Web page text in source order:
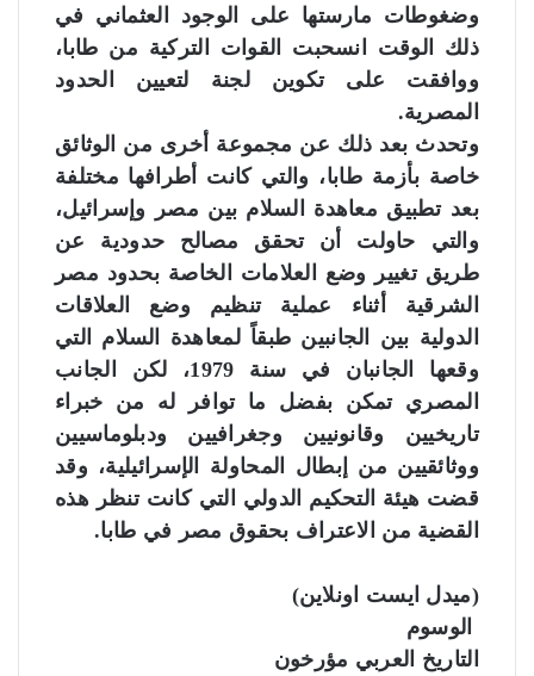
وضغوطات مارستها على الوجود العثماني في
ذلك الوقت انسحبت القوات التركية من طابا،
ووافقت على تكوين لجنة لتعيين الحدود
المصرية.
وتحدث بعد ذلك عن مجموعة أخرى من الوثائق
خاصة بأزمة طابا، والتي كانت أطرافها مختلفة
بعد تطبيق معاهدة السلام بين مصر وإسرائيل،
والتي حاولت أن تحقق مصالح حدودية عن
طريق تغيير وضع العلامات الخاصة بحدود مصر
الشرقية أثناء عملية تنظيم وضع العلاقات
الدولية بين الجانبين طبقاً لمعاهدة السلام التي
وقعها الجانبان في سنة 1979، لكن الجانب
المصري تمكن بفضل ما توافر له من خبراء
تاريخيين وقانونيين وجغرافيين ودبلوماسيين
ووثائقيين من إبطال المحاولة الإسرائيلية، وقد
قضت هيئة التحكيم الدولي التي كانت تنظر هذه
القضية من الاعتراف بحقوق مصر في طابا.
(ميدل ايست اونلاين)
الوسوم
التاريخ العربي مؤرخون